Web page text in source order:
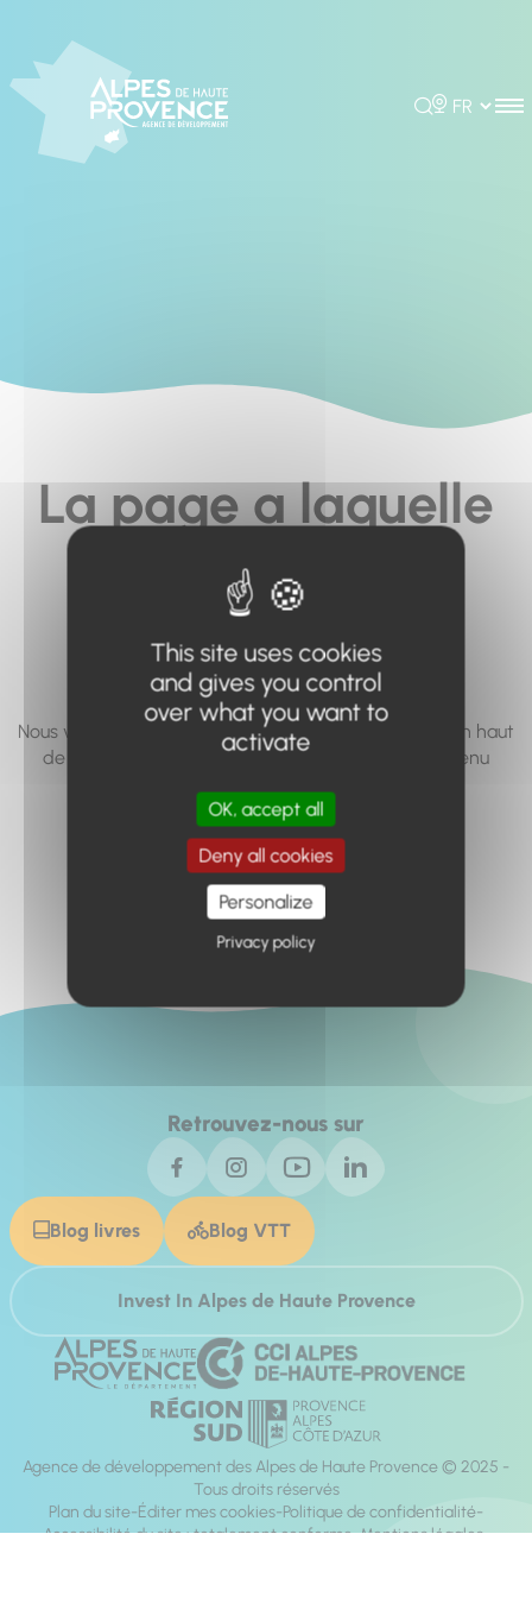
Rechercher
Choisir la
La page a laquelle
vous cherchez à
accéder n'existe
pas... ou plus.
Nous vous invitons à utiliser le moteur de recherche en haut
de page, ou à utiliser le menu pour trouver le contenu
Retour à l'accueil
Retrouvez-nous sur
Blog livres Blog VTT
Invest In Alpes de Haute Provence
Agence de développement des Alpes de Haute Provence © 2025 -
Tous droits réservés
Plan du site Éditer mes cookies Politique de confidentialité
Accessibilité du site : totalement conforme Mentions légales
This site uses cookies
and gives you control
over what you want to
activate
OK, accept all
Deny all cookies
Personalize
Privacy policy